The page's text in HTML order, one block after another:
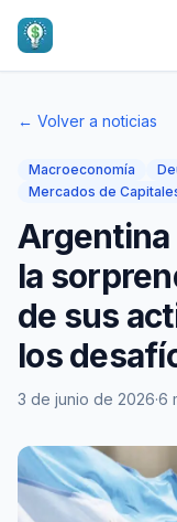
← Volver a noticias
Macroeconomía
Mercados de
Argentina
la
de sus
los
3 de junio de 2026·6